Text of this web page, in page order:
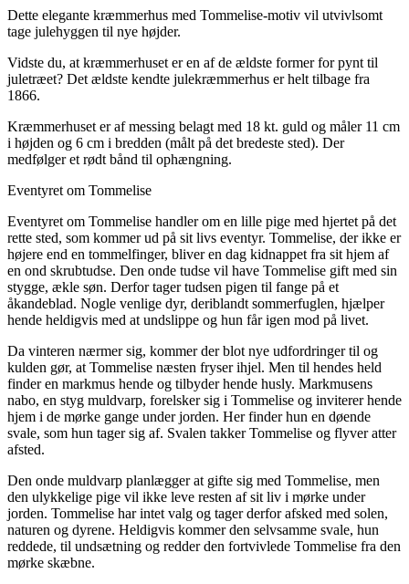
Dette elegante kræmmerhus med Tommelise-motiv vil utvivlsomt
tage julehyggen til nye højder.
Vidste du, at kræmmerhuset er en af de ældste former for pynt til
juletræet? Det ældste kendte julekræmmerhus er helt tilbage fra
1866.
Kræmmerhuset er af messing belagt med 18 kt. guld og måler 11 cm
i højden og 6 cm i bredden (målt på det bredeste sted). Der
medfølger et rødt bånd til ophængning.
Eventyret om Tommelise
Eventyret om Tommelise handler om en lille pige med hjertet på det
rette sted, som kommer ud på sit livs eventyr. Tommelise, der ikke er
højere end en tommelfinger, bliver en dag kidnappet fra sit hjem af
en ond skrubtudse. Den onde tudse vil have Tommelise gift med sin
stygge, ækle søn. Derfor tager tudsen pigen til fange på et
åkandeblad. Nogle venlige dyr, deriblandt sommerfuglen, hjælper
hende heldigvis med at undslippe og hun får igen mod på livet.
Da vinteren nærmer sig, kommer der blot nye udfordringer til og
kulden gør, at Tommelise næsten fryser ihjel. Men til hendes held
finder en markmus hende og tilbyder hende husly. Markmusens
nabo, en styg muldvarp, forelsker sig i Tommelise og inviterer hende
hjem i de mørke gange under jorden. Her finder hun en døende
svale, som hun tager sig af. Svalen takker Tommelise og flyver atter
afsted.
Den onde muldvarp planlægger at gifte sig med Tommelise, men
den ulykkelige pige vil ikke leve resten af sit liv i mørke under
jorden. Tommelise har intet valg og tager derfor afsked med solen,
naturen og dyrene. Heldigvis kommer den selvsamme svale, hun
reddede, til undsætning og redder den fortvivlede Tommelise fra den
mørke skæbne.